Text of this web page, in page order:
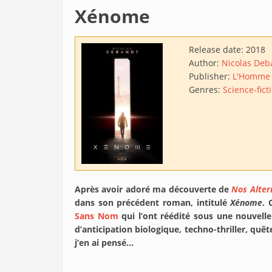
Xénome
Release date: 2018
Author: Nicolas
Publisher:
Genres: Science-
Après avoir adoré ma découverte deNos
dans son précédent roman, intituléXénome.
Sans Nom qui l’ont réédité sous une
d’anticipation biologique, techno-thriller,
j’en ai pensé…